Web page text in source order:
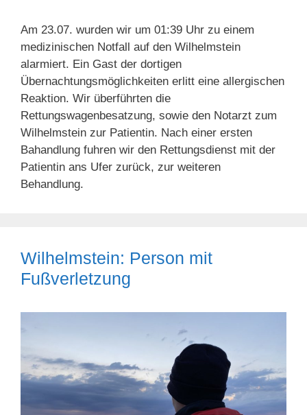
Am 23.07. wurden wir um 01:39 Uhr zu einem
medizinischen Notfall auf den Wilhelmstein
alarmiert. Ein Gast der dortigen
Übernachtungsmöglichkeiten erlitt eine allergischen
Reaktion. Wir überführten die
Rettungswagenbesatzung, sowie den Notarzt zum
Wilhelmstein zur Patientin. Nach einer ersten
Bahandlung fuhren wir den Rettungsdienst mit der
Patientin ans Ufer zurück, zur weiteren
Behandlung.
Wilhelmstein: Person mit
Fußverletzung